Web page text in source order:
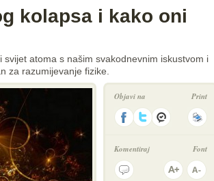
kolapsa i kako oni
atoma s našim svakodnevnim iskustvom i
za razumijevanje fizike.
Objavi na Print
Komentiraj Font